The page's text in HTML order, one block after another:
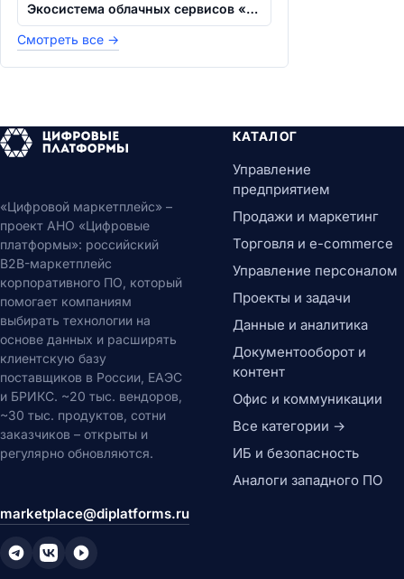
Экосистема облачных сервисов «Квартпла...
Смотреть все →
«Цифровой маркетплейс» –
проект АНО «Цифровые
платформы»: российский
B2B-маркетплейс
корпоративного ПО, который
помогает компаниям
выбирать технологии на
основе данных и расширять
клиентскую базу
поставщиков в России, ЕАЭС
и БРИКС. ~20 тыс. вендоров,
~30 тыс. продуктов, сотни
заказчиков – открыты и
регулярно обновляются.
marketplace@diplatforms.ru
КАТАЛОГ
Управление
предприятием
Продажи и маркетинг
Торговля и e-commerce
Управление персоналом
Проекты и задачи
Данные и аналитика
Документооборот и
контент
Офис и коммуникации
Все категории →
ИБ и безопасность
Аналоги западного ПО